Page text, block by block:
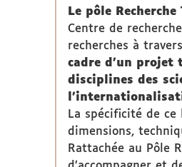
Le pôle
Centre de
recherches à
cadre d'un projet
disciplines des
La spécificité de
dimensions,
Rattachée au Pôle